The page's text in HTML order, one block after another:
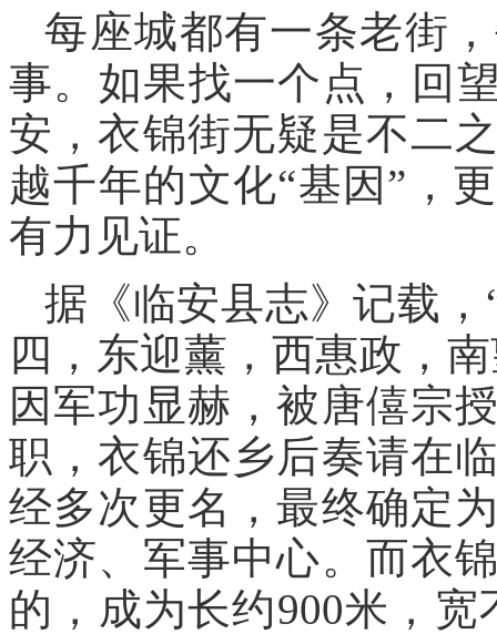
每座城都有一条老街
事。如果找一个点，回
安，衣锦街无疑是不二
越千年的文化“基因”，
有力见证。
据《临安县志》记载
四，东迎薰，西惠政，
因军功显赫，被唐僖宗
职，衣锦还乡后奏请在
经多次更名，最终确定
经济、军事中心。而衣
的，成为长约900米，